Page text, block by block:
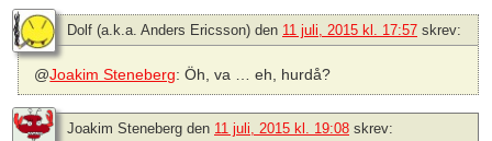
Dolf (a.k.a. Anders Ericsson) den 11 juli, 2015 kl. 17:57 skrev:
@Joakim Steneberg: Öh, va … eh, hurdå?
Joakim Steneberg den 11 juli, 2015 kl. 19:08 skrev: